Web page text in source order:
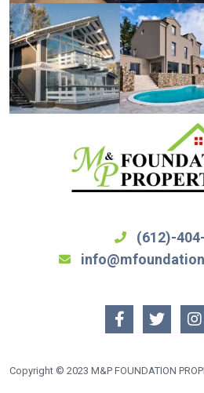
(612)-
Copyright © 2023 M&P FOUNDATION